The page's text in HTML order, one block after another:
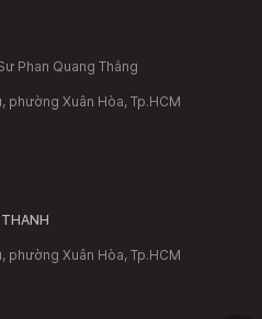
Phan Quang Thắng
phường Xuân Hòa, Tp.HCM
phường Xuân Hòa, Tp.HCM